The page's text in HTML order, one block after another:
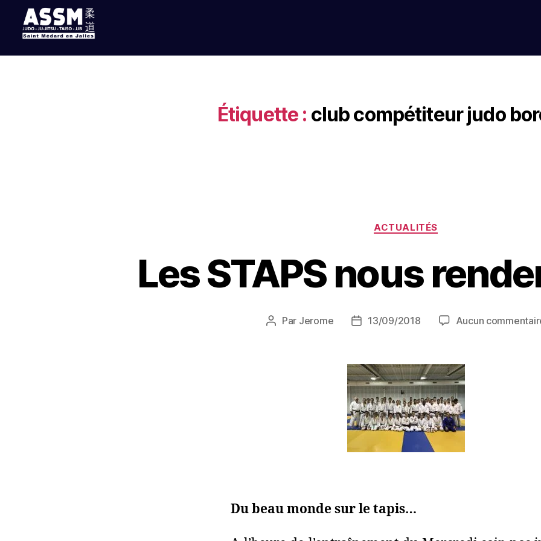
Étiquette : club compétiteur judo
ACTUALITÉS
Les STAPS nous
Par Jerome 13/09/2018 Aucun
Du beau monde sur le tapis…